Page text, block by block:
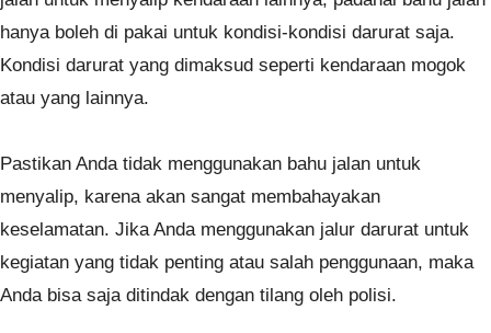
hanya boleh di pakai untuk kondisi-kondisi darurat saja.
Kondisi darurat yang dimaksud seperti kendaraan mogok
atau yang lainnya.
Pastikan Anda tidak menggunakan bahu jalan untuk
menyalip, karena akan sangat membahayakan
keselamatan. Jika Anda menggunakan jalur darurat untuk
kegiatan yang tidak penting atau salah penggunaan, maka
Anda bisa saja ditindak dengan tilang oleh polisi.